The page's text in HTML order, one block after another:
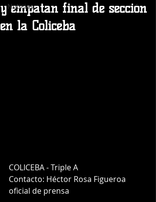
Noticias
y empatan final de sección
en la Coliceba
COLICEBA - Triple A
Contacto: Héctor Rosa Figueroa
oficial de prensa